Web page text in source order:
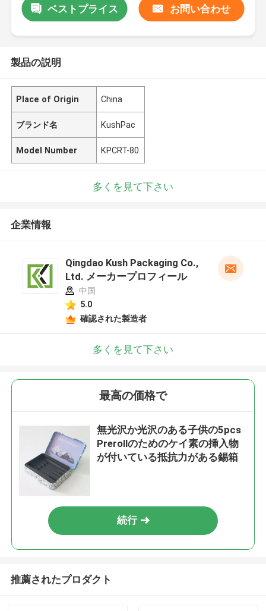
ベストプライス お問い合わせ
製品の説明
Place of Origin China
ブランド名 KushPac
Model Number KPCRT-80
多くを見て下さい
企業情報
Qingdao Kush Packaging Co.,
Ltd. メーカープロフィール
中国
5.0
確認された製造者
多くを見て下さい
最高の価格で
無光沢か光沢のある子供の5pcs
Prerollのためのケイ素の挿入物
が付いている抵抗力がある錫箱
続行
推薦されたプロダクト